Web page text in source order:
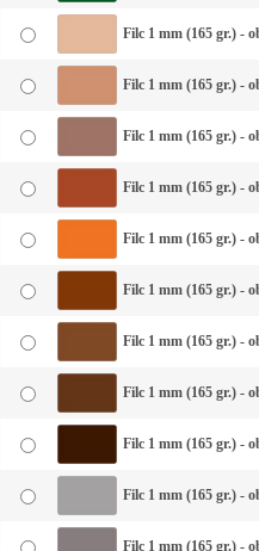
Filc 1 mm (165 gr.) -
Filc 1 mm (165 gr.) -
Filc 1 mm (165 gr.) -
Filc 1 mm (165 gr.) -
Filc 1 mm (165 gr.) -
Filc 1 mm (165 gr.) -
Filc 1 mm (165 gr.) -
Filc 1 mm (165 gr.) -
Filc 1 mm (165 gr.) -
Filc 1 mm (165 gr.) -
Filc 1 mm (165 gr.) -